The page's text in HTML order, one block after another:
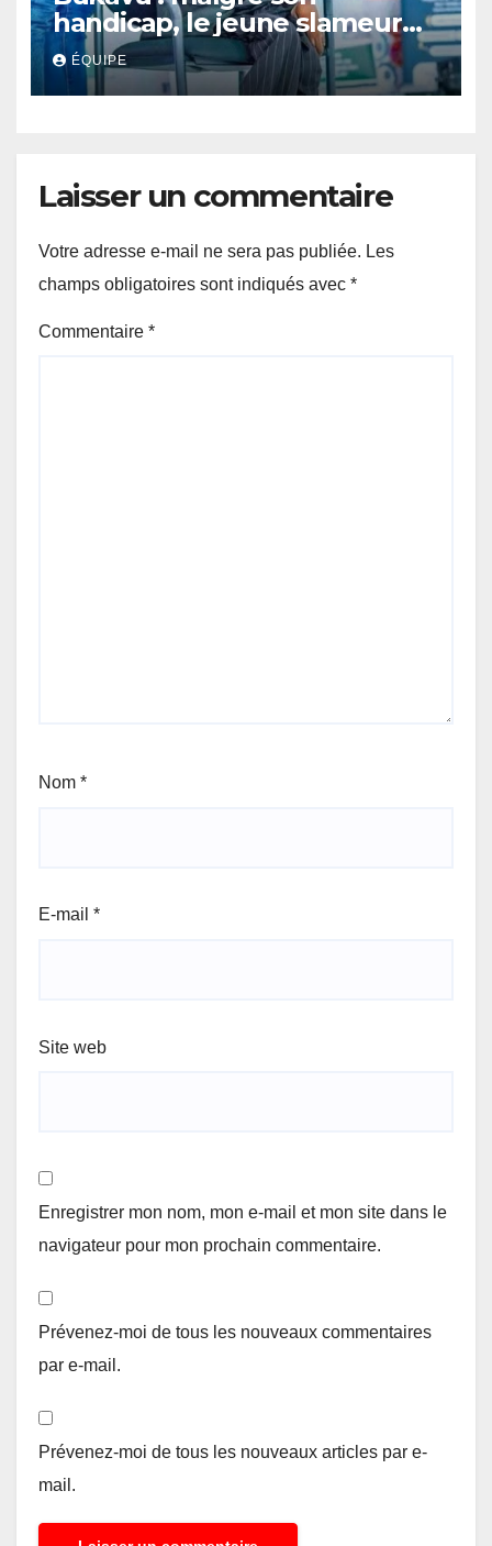
handicap, le jeune slameur
Akonkwa Kenyata Bernard
lance un appel à la solidarité
pour poursuivre ses études
ÉQUIPE
Laisser un commentaire
Votre adresse e-mail ne sera pas publiée. Les
champs obligatoires sont indiqués avec *
Commentaire *
Nom *
E-mail *
Site web
Enregistrer mon nom, mon e-mail et mon site dans le
navigateur pour mon prochain commentaire.
Prévenez-moi de tous les nouveaux commentaires
par e-mail.
Prévenez-moi de tous les nouveaux articles par e-
mail.